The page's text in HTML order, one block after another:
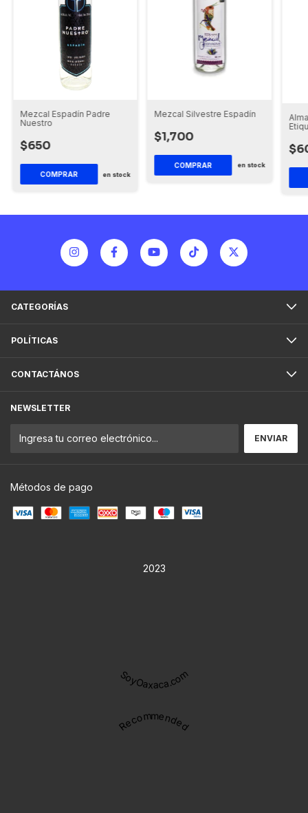
Mezcal Espadín Padre
Nuestro
$650
en stock
Mezcal Silvestre Espadín
$1,700
en stock
CATEGORÍAS
POLÍTICAS
CONTACTÁNOS
NEWSLETTER
Métodos de pago
2023
SoyOaxaca.com
Recommended